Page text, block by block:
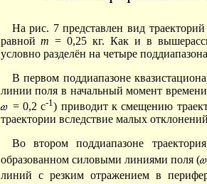
На рис. 7 представлен вид
равнойm = 0,25 кг. Как и в
условно разделён на четыре
В первом поддиапазоне
линии поля в начальный момент
= 0,2 с-1) приводит к смещению
траектории вследствие малых
Во втором поддиапазоне
образованном силовыми линиями поля (
линий с резким отражением в